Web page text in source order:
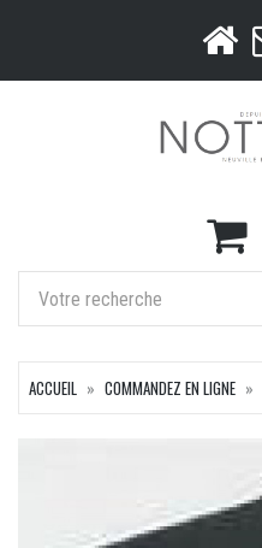
ACCUEIL COMMANDEZ EN LIGNE